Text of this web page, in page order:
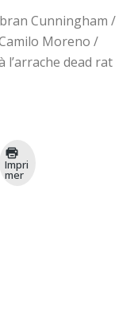
Cunningham /
Moreno /
l’arrache dead rat
Impri
mer